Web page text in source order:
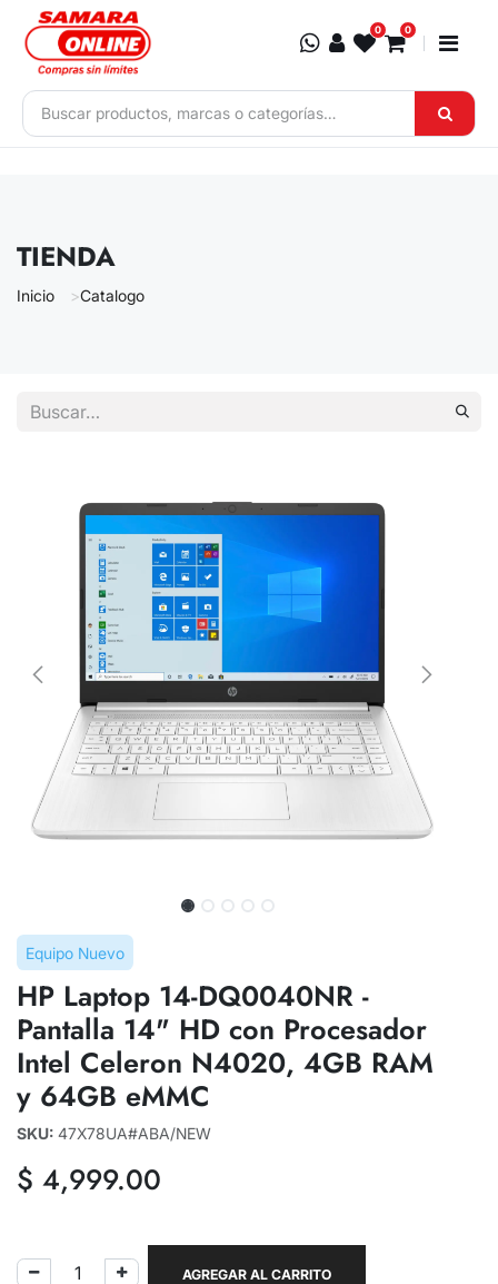
Ir al contenido
0 0
TIENDA
Inicio Catalogo
Equipo Nuevo
HP Laptop 14-DQ0040NR -
Pantalla 14" HD con Procesador
Intel Celeron N4020, 4GB RAM
y 64GB eMMC
SKU: 47X78UA#ABA/NEW
$ 4,999.00
AGREGAR AL CARRITO